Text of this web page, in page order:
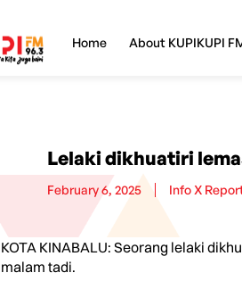
Home About KUPIKUPI
Lelaki dikhuatiri
February 6, 2025 Info X
KOTA KINABALU: Seorang lelaki
malam tadi.